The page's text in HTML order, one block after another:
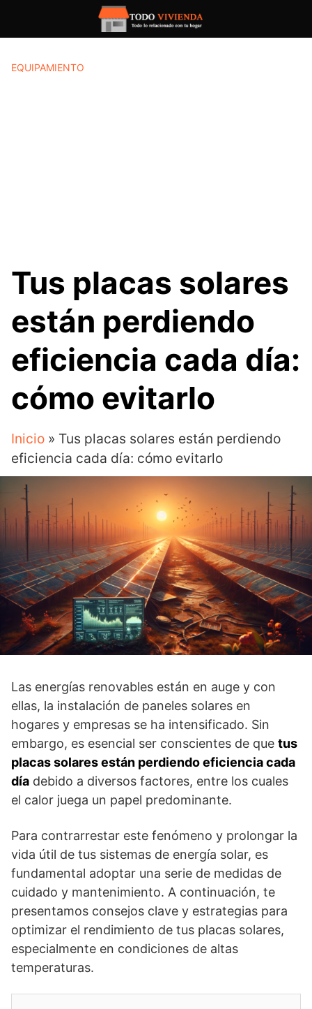
EQUIPAMIENTO
Tus placas solares
están perdiendo
eficiencia cada día:
cómo evitarlo
Inicio » Tus placas solares están perdiendo
eficiencia cada día: cómo evitarlo
Las energías renovables están en auge y con
ellas, la instalación de paneles solares en
hogares y empresas se ha intensificado. Sin
embargo, es esencial ser conscientes de que tus
placas solares están perdiendo eficiencia cada
día debido a diversos factores, entre los cuales
el calor juega un papel predominante.
Para contrarrestar este fenómeno y prolongar la
vida útil de tus sistemas de energía solar, es
fundamental adoptar una serie de medidas de
cuidado y mantenimiento. A continuación, te
presentamos consejos clave y estrategias para
optimizar el rendimiento de tus placas solares,
especialmente en condiciones de altas
temperaturas.